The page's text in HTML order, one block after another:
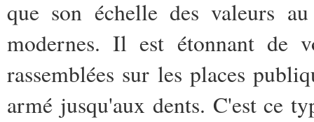
que son échelle des valeurs
modernes. Il est étonnant de
rassemblées sur les places
armé jusqu'aux dents. C'est ce